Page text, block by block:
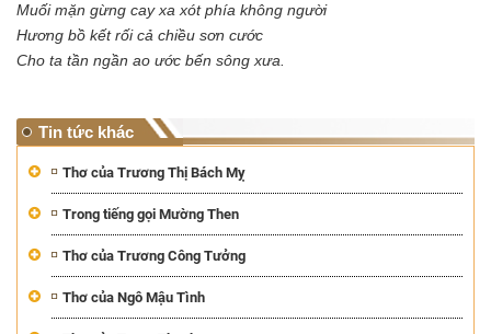
Muối mặn gừng cay xa xót phía không người
Hương bồ kết rối cả chiều sơn cước
Cho ta tần ngần ao ước bến sông xưa.
Tin tức khác
Thơ của Trương Thị Bách Mỵ
Trong tiếng gọi Mường Then
Thơ của Trương Công Tưởng
Thơ của Ngô Mậu Tình